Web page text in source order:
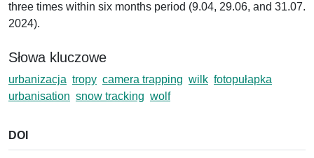
three times within six months period (9.04, 29.06, and 31.07.
2024).
Słowa kluczowe
urbanizacja tropy camera trapping wilk fotopułapka
urbanisation snow tracking wolf
DOI